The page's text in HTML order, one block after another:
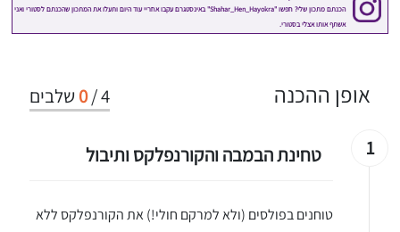
4
/
0 שלבים אופן ההכנה
1 טחינת הבמבה והקורנפלקס ותיבול
טוחנים בפולסים (ולא למרקם חולי!) את הקורנפלקס ללא